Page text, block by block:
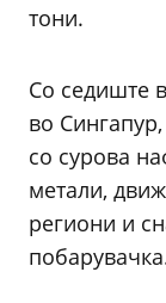
тони.
Со седиште
во
со сурова
метали,
региони и